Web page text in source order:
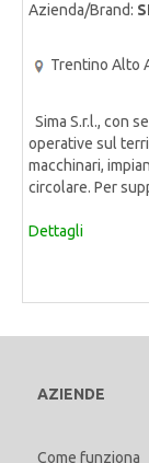
Azienda/Brand:
Trentino Alto
Sima S.r.l., con
operative sul
macchinari,
circolare. Per
Dettagli
AZIENDE
Come funziona